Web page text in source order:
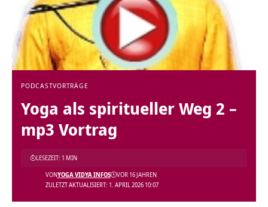
PODCASTVORTRÄGE
Yoga als spiritueller Weg 2 –
mp3 Vortrag
ZULETZT AKTUALISIERT: 1. APRIL 2026 10:07
VONYOGA VIDYA INFOS VOR 16 JAHREN
LESEZEIT: 1 MIN